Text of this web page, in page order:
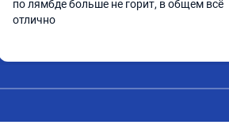
по лямбде больше не горит, в общем всё
отлично